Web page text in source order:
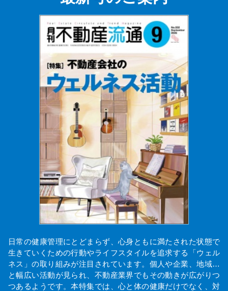
日常の健康管理にとどまらず、心身ともに満たされた状態で
生きていくための行動やライフスタイルを追求する「ウェル
ネス」の取り組みが注目されています。個人や企業、地域…
と幅広い活動が見られ、不動産業界でもその動きが広がりつ
つあるようです。本特集では、心と体の健康だけでなく、対